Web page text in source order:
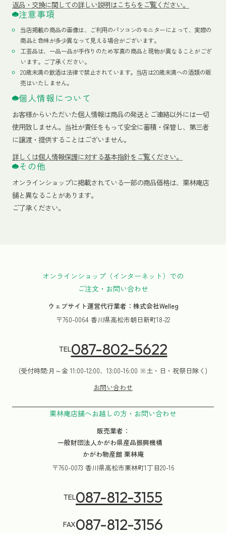
返品・交換に関しての詳しい説明はこちらをご覧ください。
注意事項
当店掲載の商品の画像は、ご利用のパソコンのモニターによって、実際の
商品と色味が多少異なって見える場合がございます。
工芸品は、一品一品が手作りのため写真の商品と現物が異なることがござ
います。ご了承ください。
20歳未満の飲酒は法律で禁止されています。当店は20歳未満への酒類の販
売はいたしません。
個人情報について
お客様からいただいた個人情報は商品の発送とご連絡以外には一切
使用致しません。当社が責任をもって安全に蓄積・保管し、第三者
に譲渡・提供することはございません。
詳しくは個人情報保護に対する基本指針をご覧ください。
その他
オンラインショップに掲載されている一部の商品価格は、栗林庵店
舗と異なることがあります。
ご了承ください。
オンラインショップ（インターネット）での
ご注文・お問い合わせ
ウェブサイト運営代行業者：株式会社Welleg
〒760-0064 香川県高松市朝日新町18-22
TEL087-802-5622
(受付時間:月～金 11:00-12:00、13:00-16:00 ※土・日・祝祭日除く)
お問い合わせ
栗林庵店舗へお越しの方・お問い合わせ
販売業者：
一般財団法人かがわ県産品振興機構
かがわ物産館 栗林庵
〒760-0073 香川県高松市栗林町1丁目20-16
TEL087-812-3155
FAX087-812-3156